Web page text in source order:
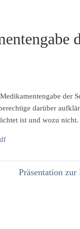
der
darüber
ist und wozu nicht.
Präsentation